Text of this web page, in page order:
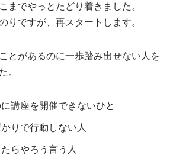
までやっとたどり着きました。
りですが、再スタートします。
とがあるのに一歩踏み出せない人を
。
講座を開催できないひと
りで行動しない人
らやろう言う人